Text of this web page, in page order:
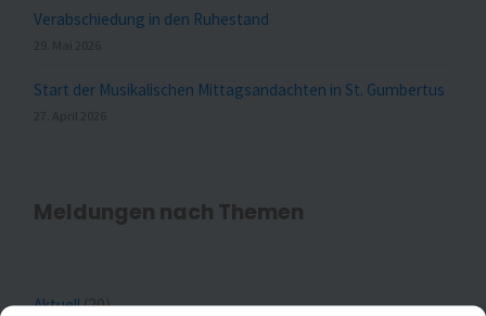
Verabschiedung in den Ruhestand
29. Mai 2026
Start der Musikalischen Mittagsandachten in St. Gumbertus
27. April 2026
Meldungen nach Themen
Aktuell(20)